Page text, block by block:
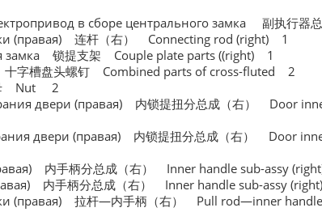
в сборе центрального замка 副执
(правая) 连杆（右） Connecting rod (right) 1
замка 锁提支架 Couple plate parts ((right) 1
字槽盘头螺钉 Combined parts of cross-fluted 2
螺母 Nut 2
двери (правая) 内锁提扭分总成（右） Door
двери (правая) 内锁提扭分总成（右） Door
内手柄分总成（右） Inner handle sub-assy
内手柄分总成（右） Inner handle sub-assy
(правая) 拉杆—内手柄（右） Pull rod—inner